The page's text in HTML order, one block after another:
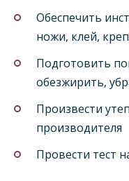
Обеспечить
ножи, клей,
Подготовить
обезжирить,
Произвести
производителя
Провести тест